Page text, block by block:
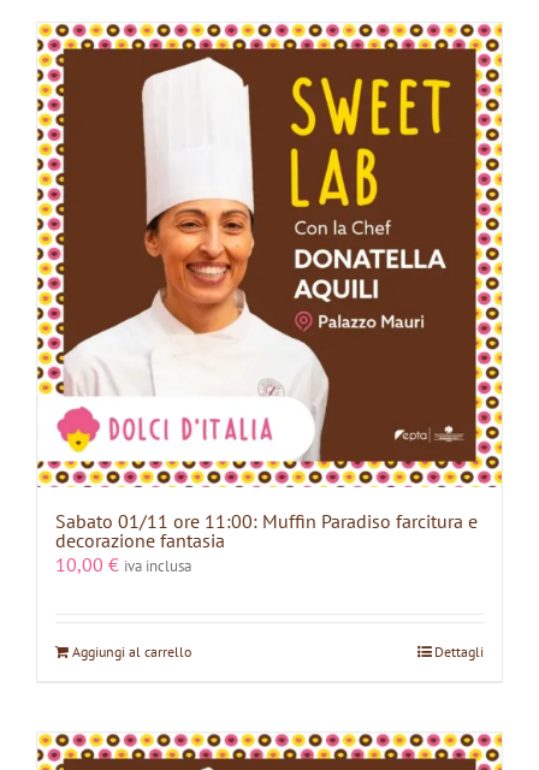
Sabato 01/11 ore 11:00: Muffin Paradiso farcitura e
decorazione fantasia
10,00 € iva inclusa
Aggiungi al carrello Dettagli